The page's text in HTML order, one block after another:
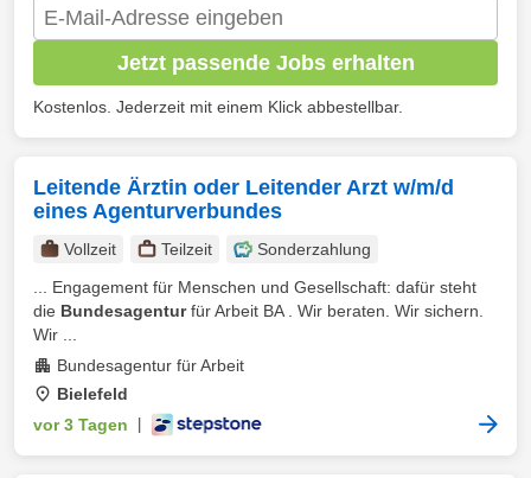
Jetzt passende Jobs erhalten
Kostenlos. Jederzeit mit einem Klick abbestellbar.
Leitende Ärztin oder Leitender Arzt w/m/d
eines Agenturverbundes
Vollzeit Teilzeit
Sonderzahlung
... Engagement für Menschen und Gesellschaft: dafür steht
die Bundesagenturfür Arbeit BA . Wir beraten. Wir sichern.
Wir ...
Bundesagentur für Arbeit
Bielefeld
vor 3 Tagen